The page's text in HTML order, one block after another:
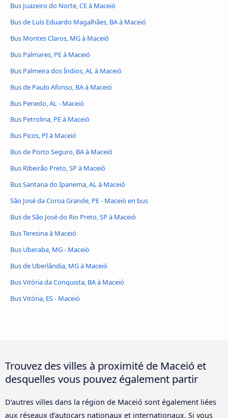
Bus Juazeiro do Norte, CE à Maceió
Bus de Luís Eduardo Magalhães, BA à Maceió
Bus Montes Claros, MG à Maceió
Bus Palmares, PE à Maceió
Bus Palmeira dos Índios, AL à Maceió
Bus de Paulo Afonso, BA à Maceió
Bus Penedo, AL - Maceió
Bus Petrolina, PE à Maceió
Bus Picos, PI à Maceió
Bus de Porto Seguro, BA à Maceió
Bus Ribeirão Preto, SP à Maceió
Bus Santana do Ipanema, AL à Maceió
São José da Coroa Grande, PE - Maceió en bus
Bus de São José do Rio Preto, SP à Maceió
Bus Teresina à Maceió
Bus Uberaba, MG - Maceió
Bus de Uberlândia, MG à Maceió
Bus Vitória da Conquista, BA à Maceió
Bus Vitória, ES - Maceió
Trouvez des villes à proximité de Maceió et
desquelles vous pouvez également partir
D‘autres villes dans la région de Maceió sont également liées
aux réseaux d‘autocars nationaux et internationaux. Si vous